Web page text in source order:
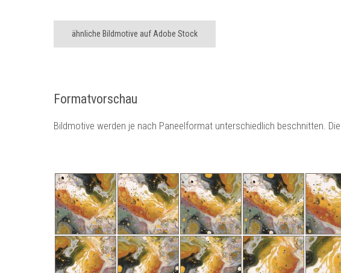
ähnliche Bildmotive auf Adobe Stock
Formatvorschau
Bildmotive werden je nach Paneelformat unterschiedlich beschnitten.